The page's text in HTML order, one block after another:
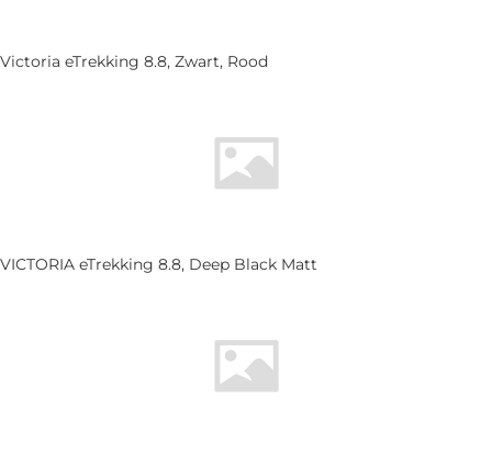
Victoria eTrekking 8.8, Zwart, Rood
VICTORIA eTrekking 8.8, Deep Black Matt